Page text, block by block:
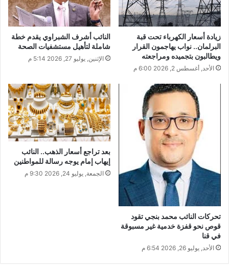
زيادة أسعار الكهرباء تحت قبة
البرلمان.. نواب يهاجمون القرار
ويطالبون بتجميده ومراجعته
الأحد, أغسطس 2, 2026 6:00 م
النائب أشرف الشبراوي يقدم خطة
شاملة لتأهيل مستشفيات الصحة
الإثنين, يوليو 27, 2026 5:14 م
تحركات النائب محمد بنجي تقود
قوص نحو قفزة خدمية غير مسبوقة
في قنا
الأحد, يوليو 26, 2026 6:54 م
بعد تراجع أسعار الذهب.. النائب
إيهاب إمام يوجه رسالة للمواطنين
الجمعة, يوليو 24, 2026 9:30 م